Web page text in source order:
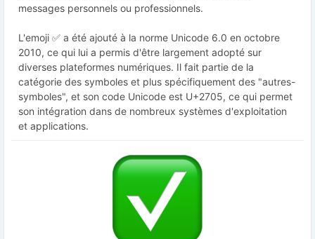
messages personnels ou professionnels.
L'emoji ✅ a été ajouté à la norme Unicode 6.0 en octobre
2010, ce qui lui a permis d'être largement adopté sur
diverses plateformes numériques. Il fait partie de la
catégorie des symboles et plus spécifiquement des "autres-
symboles", et son code Unicode est U+2705, ce qui permet
son intégration dans de nombreux systèmes d'exploitation
et applications.